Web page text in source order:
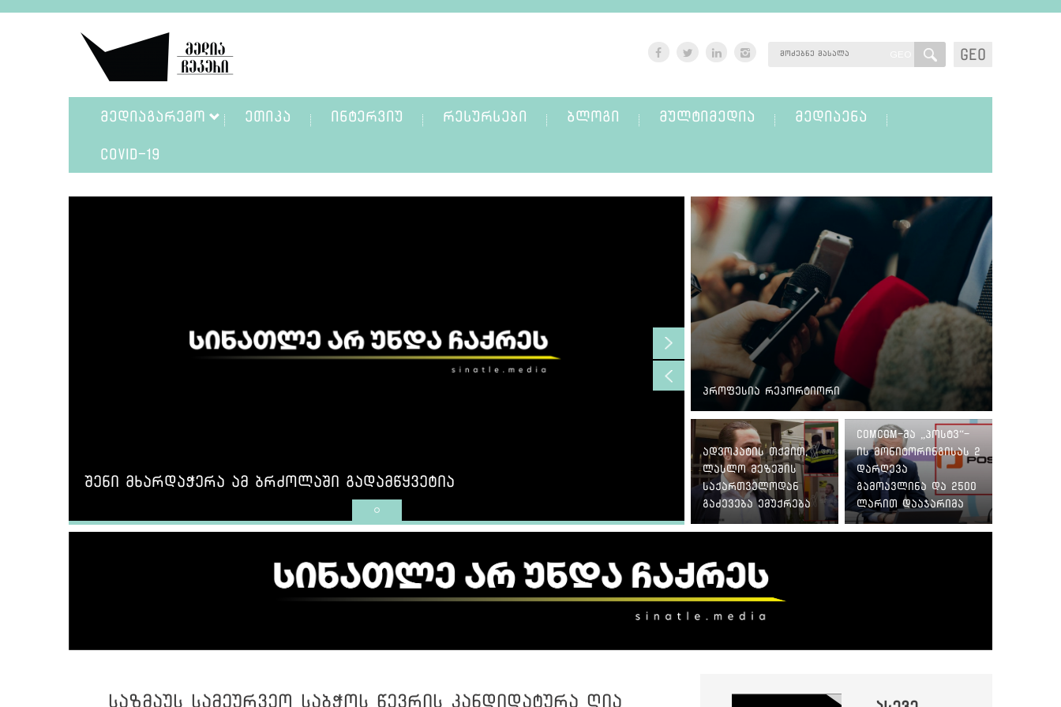
GEO
ᲛᲔᲓᲘᲐᲒᲐᲠᲔᲛᲝ ᲔᲗᲘᲙᲐ ᲘᲜᲢᲔᲠᲕᲘᲣ ᲠᲔᲡᲣᲠᲡᲔᲑᲘ ᲑᲚᲝᲒᲘ ᲛᲣᲚᲢᲘᲛᲔᲓᲘᲐ ᲛᲔᲓᲘᲐᲔᲜᲐ
COVID-19
შენი მხარდაჭერა ამ ბრძოლაში გადამწყვეტია
პროფესია რეპორტიორი
ადვოკატის თქმით,
ლასლო მეზეშის
საქართველოდან
გაძევება ემუქრება
ComCom-მა „პოსტვ“-
ის მონიტორინგისას 2
დარღევა
გამოავლინა და 2500
ლარით დააჯარიმა
საზმაუს სამეურვეო საბჭოს წევრის კანდიდატურა ღია